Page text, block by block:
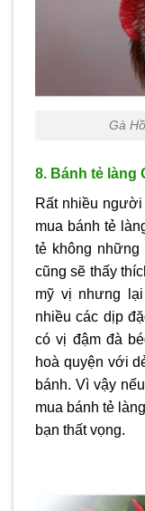
Gà
8. Bánh tẻ làng
Rất nhiều
mua bánh tẻ
tẻ không
cũng sẽ thấy
mỹ vị nhưng
nhiều các dịp
có vị đậm đà
hoà quyện với
bánh. Vì vậy
mua bánh tẻ
bạn thất vọng.